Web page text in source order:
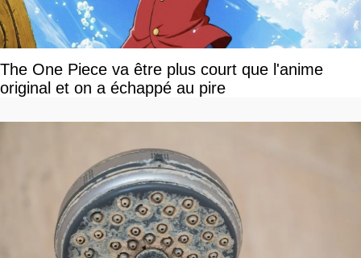
The One Piece va être plus court que l'anime
original et on a échappé au pire